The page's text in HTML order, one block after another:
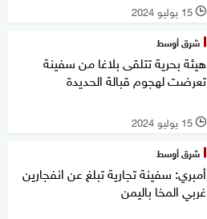
l 15 يوليو 2024
شرق أوسط
هيئة بحرية تتلقى بلاغا من سفينة
تعرضت لهجوم قبالة الحديدة
l 15 يوليو 2024
شرق أوسط
أمبري: سفينة تجارية تبلغ عن انفجارين
غربي المخا باليمن